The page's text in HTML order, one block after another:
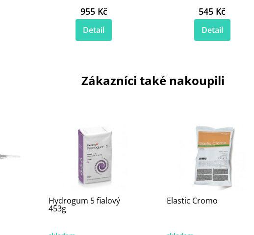
955 Kč
Detail
545 Kč
Detail
Zákazníci také nakoupili
Hydrogum 5 fialový
453g
Elastic Cromo